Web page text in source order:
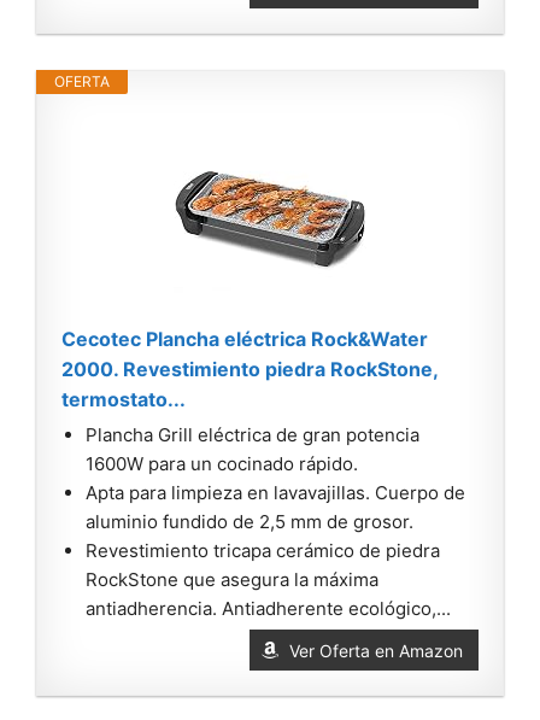
OFERTA
Cecotec Plancha eléctrica Rock&Water
2000. Revestimiento piedra RockStone,
termostato...
Plancha Grill eléctrica de gran potencia
1600W para un cocinado rápido.
Apta para limpieza en lavavajillas. Cuerpo de
aluminio fundido de 2,5 mm de grosor.
Revestimiento tricapa cerámico de piedra
RockStone que asegura la máxima
antiadherencia. Antiadherente ecológico,...
Ver Oferta en Amazon